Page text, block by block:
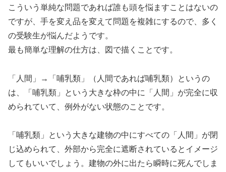
こういう単純な問題であれば誰も頭を悩ますことはないの
ですが、手を変え品を変えて問題を複雑にするので、多く
の受験生が悩んだようです。
最も簡単な理解の仕方は、図で描くことです。
「人間」→「哺乳類」（人間であれば哺乳類）というの
は、「哺乳類」という大きな枠の中に「人間」が完全に収
められていて、例外がない状態のことです。
「哺乳類」という大きな建物の中にすべての「人間」が閉
じ込められて、外部から完全に遮断されているとイメージ
してもいいでしょう。建物の外に出たら瞬時に死んでしま